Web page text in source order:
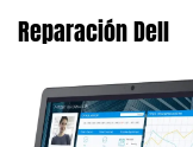
Reparación Dell